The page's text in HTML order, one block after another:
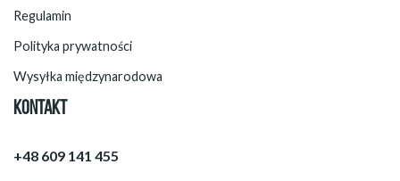
Regulamin
Polityka prywatności
Wysyłka międzynarodowa
KONTAKT
+48 609 141 455